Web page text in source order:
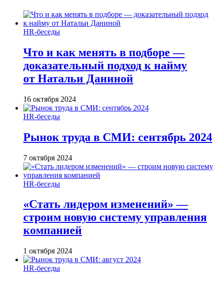
HR-беседы
Что и как менять в подборе —
доказательный подход к найму
от Натальи Даниной
16 октября 2024
HR-беседы
Рынок труда в СМИ: сентябрь 2024
7 октября 2024
HR-беседы
«Стать лидером изменений» —
строим новую систему управления
компанией
1 октября 2024
HR-беседы